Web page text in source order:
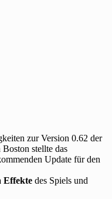
zur Version 0.62 der
stellte das
Update für den
Effekte des Spiels und